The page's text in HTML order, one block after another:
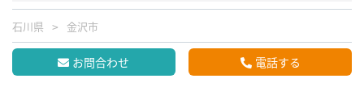
石川県 金沢市
お問合わせ 電話する